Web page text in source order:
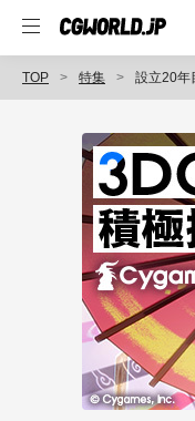
TOP 特集 設立20年目に突